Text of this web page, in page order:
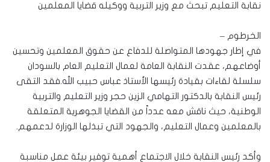
نقابة التعليم تبحث مع وزير التربية ووكيله قضايا المعلمين
الخرطوم –
في إطار جهودها المتواصلة للدفاع عن حقوق المعلمين وتحسين
أوضاعهم، عقدت النقابة العامة لعمال التعليم العام بالسودان
سلسلة لقاءات بقيادة رئيسها الأستاذ عباس حبيب الله.فقد التقى
رئيس النقابة بالدكتور التهامي الزين حجر وزير التعليم والتربية
الوطنية، حيث ناقش معه عدداً من القضايا الجوهرية المتعلقة
بالمعلمين وعمال التعليم، والجهود التي تبذلها الوزارة لدعمهم.
وأكد رئيس النقابة خلال الاجتماع أهمية توفير بيئة عمل مناسبة